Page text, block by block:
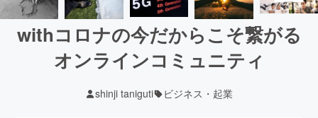
withコロナの今だからこそ繋がる
オンラインコミュニティ
shinji taniguti ビジネス・起業